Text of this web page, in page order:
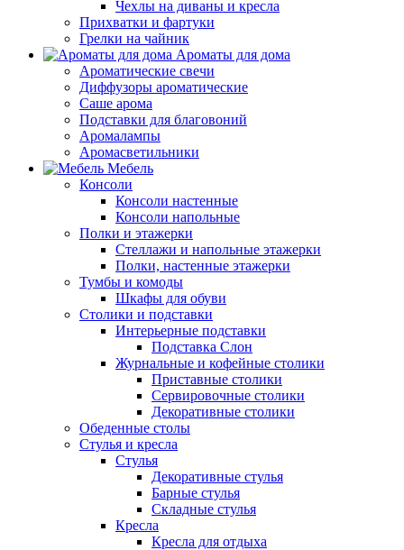
Чехлы на диваны и кресла
Прихватки и фартуки
Грелки на чайник
Ароматы для дома
Ароматические свечи
Диффузоры ароматические
Саше арома
Подставки для благовоний
Аромалампы
Аромасветильники
Мебель
Консоли
Консоли настенные
Консоли напольные
Полки и этажерки
Стеллажи и напольные этажерки
Полки, настенные этажерки
Тумбы и комоды
Шкафы для обуви
Столики и подставки
Интерьерные подставки
Подставка Слон
Журнальные и кофейные столики
Приставные столики
Сервировочные столики
Декоративные столики
Обеденные столы
Стулья и кресла
Стулья
Декоративные стулья
Барные стулья
Складные стулья
Кресла
Кресла для отдыха